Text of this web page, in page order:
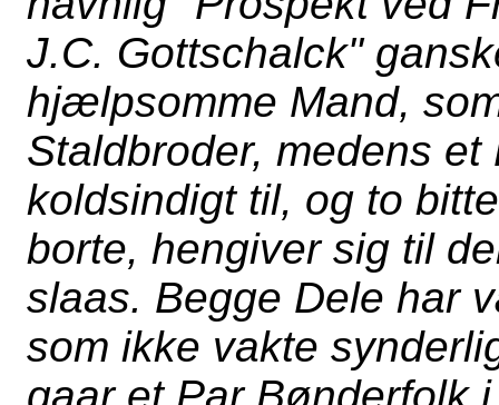
J.C. Gottschalck"
hjælpsomme Mand,
Staldbroder, medens
koldsindigt til, og to
borte, hengiver sig til
slaas. Begge Dele har
som ikke vakte